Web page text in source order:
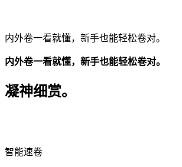
内外卷一看就懂，新手也能轻松卷对。
内外卷一看就懂，新手也能轻松卷对。
凝神细赏。
智能速卷